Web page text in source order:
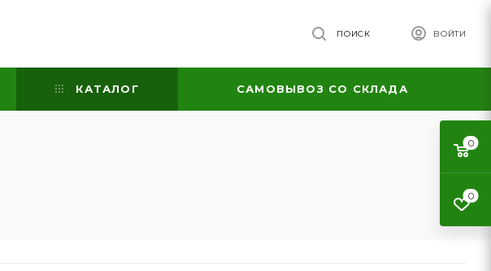
ВОЙТИ
ПОИСК
КАТАЛОГ САМОВЫВОЗ СО СКЛАДА
0
0